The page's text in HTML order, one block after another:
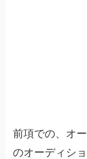
前項での、オ
のオーディシ